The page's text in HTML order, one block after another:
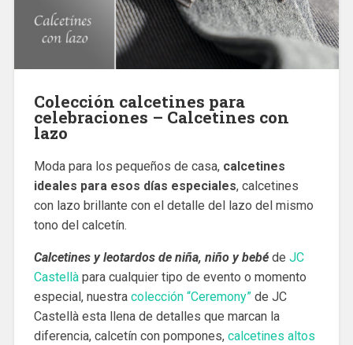
Colección calcetines para
celebraciones – Calcetines con
lazo
Moda para los pequeños de casa, calcetines
ideales para esos días especiales, calcetines
con lazo brillante con el detalle del lazo del mismo
tono del calcetín.
Calcetines y leotardos de niña, niño y bebéde JC
Castellà para cualquier tipo de evento o momento
especial, nuestra colección “Ceremony”de JC
Castellà esta llena de detalles que marcan la
diferencia, calcetín con pompones, calcetines altos